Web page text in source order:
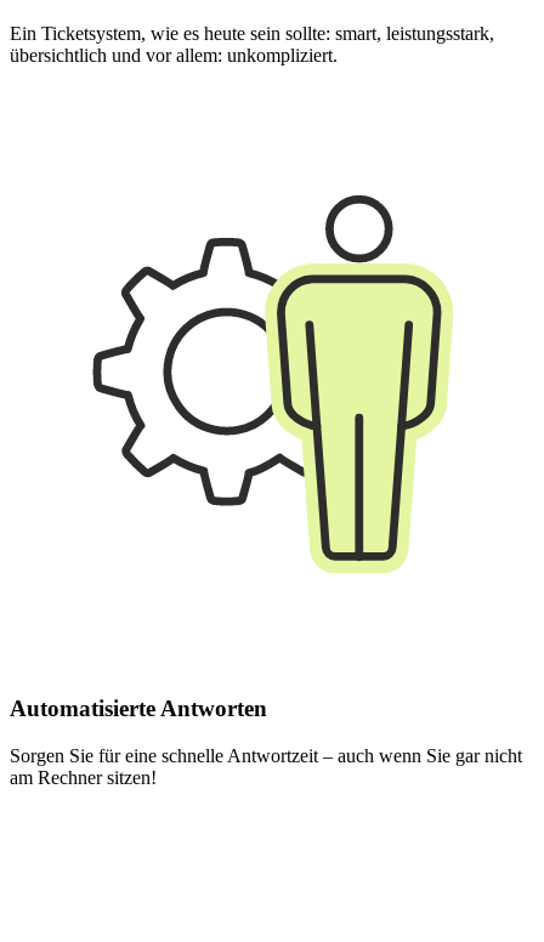
Ein Ticketsystem, wie es heute sein sollte: smart, leistungsstark,
übersichtlich und vor allem: unkompliziert.
Automatisierte Antworten
Sorgen Sie für eine schnelle Antwortzeit – auch wenn Sie gar nicht
am Rechner sitzen!